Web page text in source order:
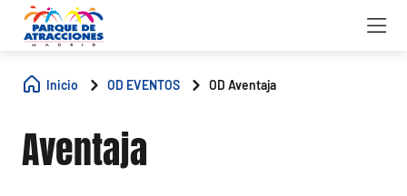
Inicio OD EVENTOS OD Aventaja
Aventaja